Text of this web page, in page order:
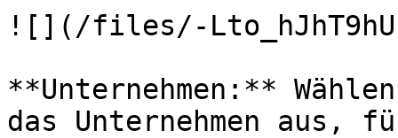
![](/files/-
**Unternehmen:**
das Unternehmen aus,